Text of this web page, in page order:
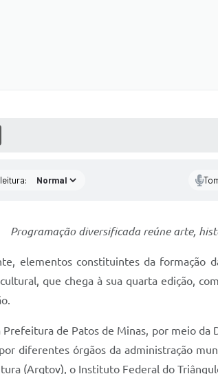
MÍDIAS
Programação diversificada reúne arte,
elementos constituintes da formação
que chega à sua quarta edição,
de Patos de Minas, por meio
diferentes órgãos da administração
(Arqtov), o Instituto Federal do